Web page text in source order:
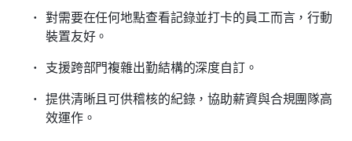
對需要在任何地點查看記錄並打卡的員工而言，行動
裝置友好。
支援跨部門複雜出勤結構的深度自訂。
提供清晰且可供稽核的紀錄，協助薪資與合規團隊高
效運作。